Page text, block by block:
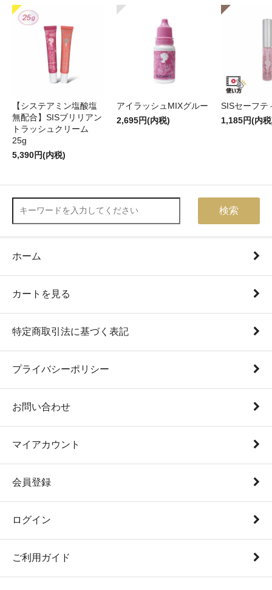
【システアミン塩酸塩
無配合】SISブリリアン
トラッシュクリーム
25g
5,390円(内税)
アイラッシュMIXグルー
2,695円(内税)
SISセーフテ
1,185円(内
検索
ホーム
カートを見る
特定商取引法に基づく表記
プライバシーポリシー
お問い合わせ
マイアカウント
会員登録
ログイン
ご利用ガイド